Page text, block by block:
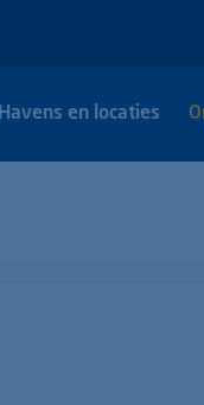
Havens en locaties